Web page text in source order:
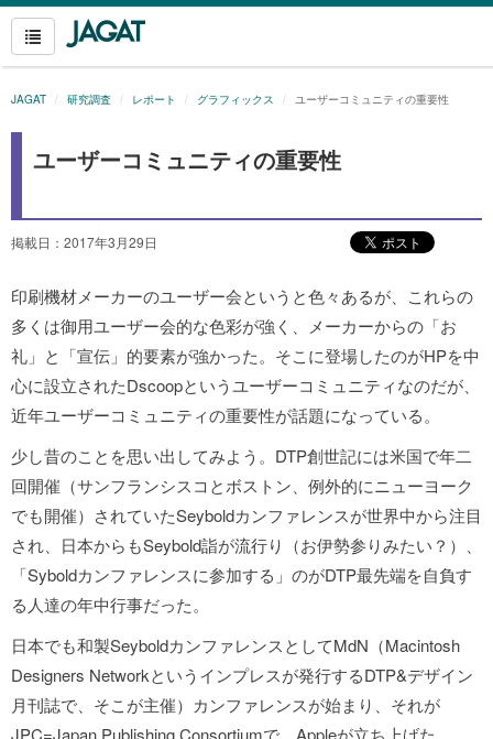
JAGAT 研究調査 レポート グラフィックス ユーザーコミュニティの重要性
ユーザーコミュニティの重要性
掲載日：2017年3月29日
印刷機材メーカーのユーザー会というと色々あるが、これらの
多くは御用ユーザー会的な色彩が強く、メーカーからの「お
礼」と「宣伝」的要素が強かった。 そこに登場したのがHPを中
心に設立されたDscoopというユーザーコミュニティなのだが、
近年ユーザーコミュニティの重要性が話題になっている。
少し昔のことを思い出してみよう。DTP創世記には米国で年二
回開催（サンフランシスコとボストン、例外的にニューヨーク
でも開催）されていたSeyboldカンファレンスが世界中から注目
され、日本からもSeybold詣が流行り（お伊勢参りみたい？）、
「Syboldカンファレンスに参加する」のがDTP最先端を自負す
る人達の年中行事だった。
日本でも和製SeyboldカンファレンスとしてMdN（Macintosh
Designers Networkというインプレスが発行するDTP&デザイン
月刊誌で、そこが主催）カンファレンスが始まり、それが
JPC=Japan Publishing Consortiumで、Appleが立ち上げた